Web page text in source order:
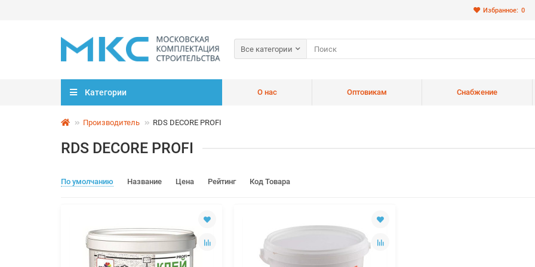
Избранное: 0
Все категории
Категории О нас Оптовикам Снабжение
Производитель RDS DECORE PROFI
RDS DECORE PROFI
По умолчанию Название Цена Рейтинг Код Товара